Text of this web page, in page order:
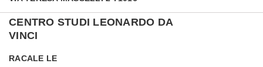
CENTRO STUDI LEONARDO DA
VINCI
RACALE LE